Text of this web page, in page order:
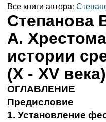
Все книги автора:
Степанова
А.
истории
(X - XV века)
ОГЛАВЛЕНИЕ
Предисловие
1. Установление